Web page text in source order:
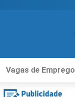
Vagas de Emprego